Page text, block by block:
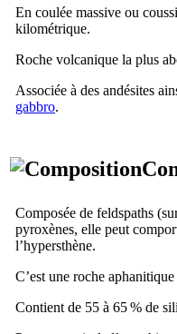
En coulée massive ou
kilométrique.
Roche volcanique la plus
Associée à des andésites
gabbro.
Composée de feldspaths
pyroxènes, elle peut
l’hypersthène.
C’est une roche
Contient de 55 à 65 % de